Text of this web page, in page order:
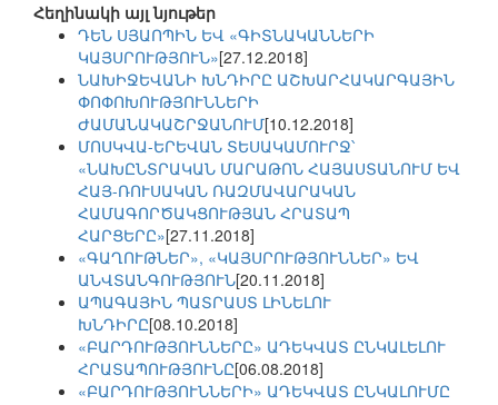
Հեղինակի այլ նյութեր
ԴԵՆ ՍՅԱՈՊԻՆ ԵՎ «ԳԻՏՆԱԿԱՆՆԵՐԻ
ԿԱՅՍՐՈՒԹՅՈՒՆ»[27.12.2018]
ՆԱԽԻՋԵՎԱՆԻ ԽՆԴԻՐԸ ԱՇԽԱՐՀԱԿԱՐԳԱՅԻՆ
ՓՈՓՈԽՈՒԹՅՈՒՆՆԵՐԻ
ԺԱՄԱՆԱԿԱՇՐՋԱՆՈՒՄ[10.12.2018]
ՄՈՍԿՎԱ-ԵՐԵՎԱՆ ՏԵՍԱԿԱՄՈՒՐՋ՝
«ՆԱԽԸՆՏՐԱԿԱՆ ՄԱՐԱԹՈՆ ՀԱՅԱՍՏԱՆՈՒՄ ԵՎ
ՀԱՅ-ՌՈՒՍԱԿԱՆ ՌԱԶՄԱՎԱՐԱԿԱՆ
ՀԱՄԱԳՈՐԾԱԿՑՈՒԹՅԱՆ ՀՐԱՏԱՊ
ՀԱՐՑԵՐԸ»[27.11.2018]
«ԳԱՂՈՒԹՆԵՐ», «ԿԱՅՍՐՈՒԹՅՈՒՆՆԵՐ» ԵՎ
ԱՆՎՏԱՆԳՈՒԹՅՈՒՆ[20.11.2018]
ԱՊԱԳԱՅԻՆ ՊԱՏՐԱՍՏ ԼԻՆԵԼՈՒ
ԽՆԴԻՐԸ[08.10.2018]
«ԲԱՐԴՈՒԹՅՈՒՆՆԵՐԸ» ԱԴԵԿՎԱՏ ԸՆԿԱԼԵԼՈՒ
ՀՐԱՏԱՊՈՒԹՅՈՒՆԸ[06.08.2018]
«ԲԱՐԴՈՒԹՅՈՒՆՆԵՐԻ» ԱԴԵԿՎԱՏ ԸՆԿԱԼՈՒՄԸ